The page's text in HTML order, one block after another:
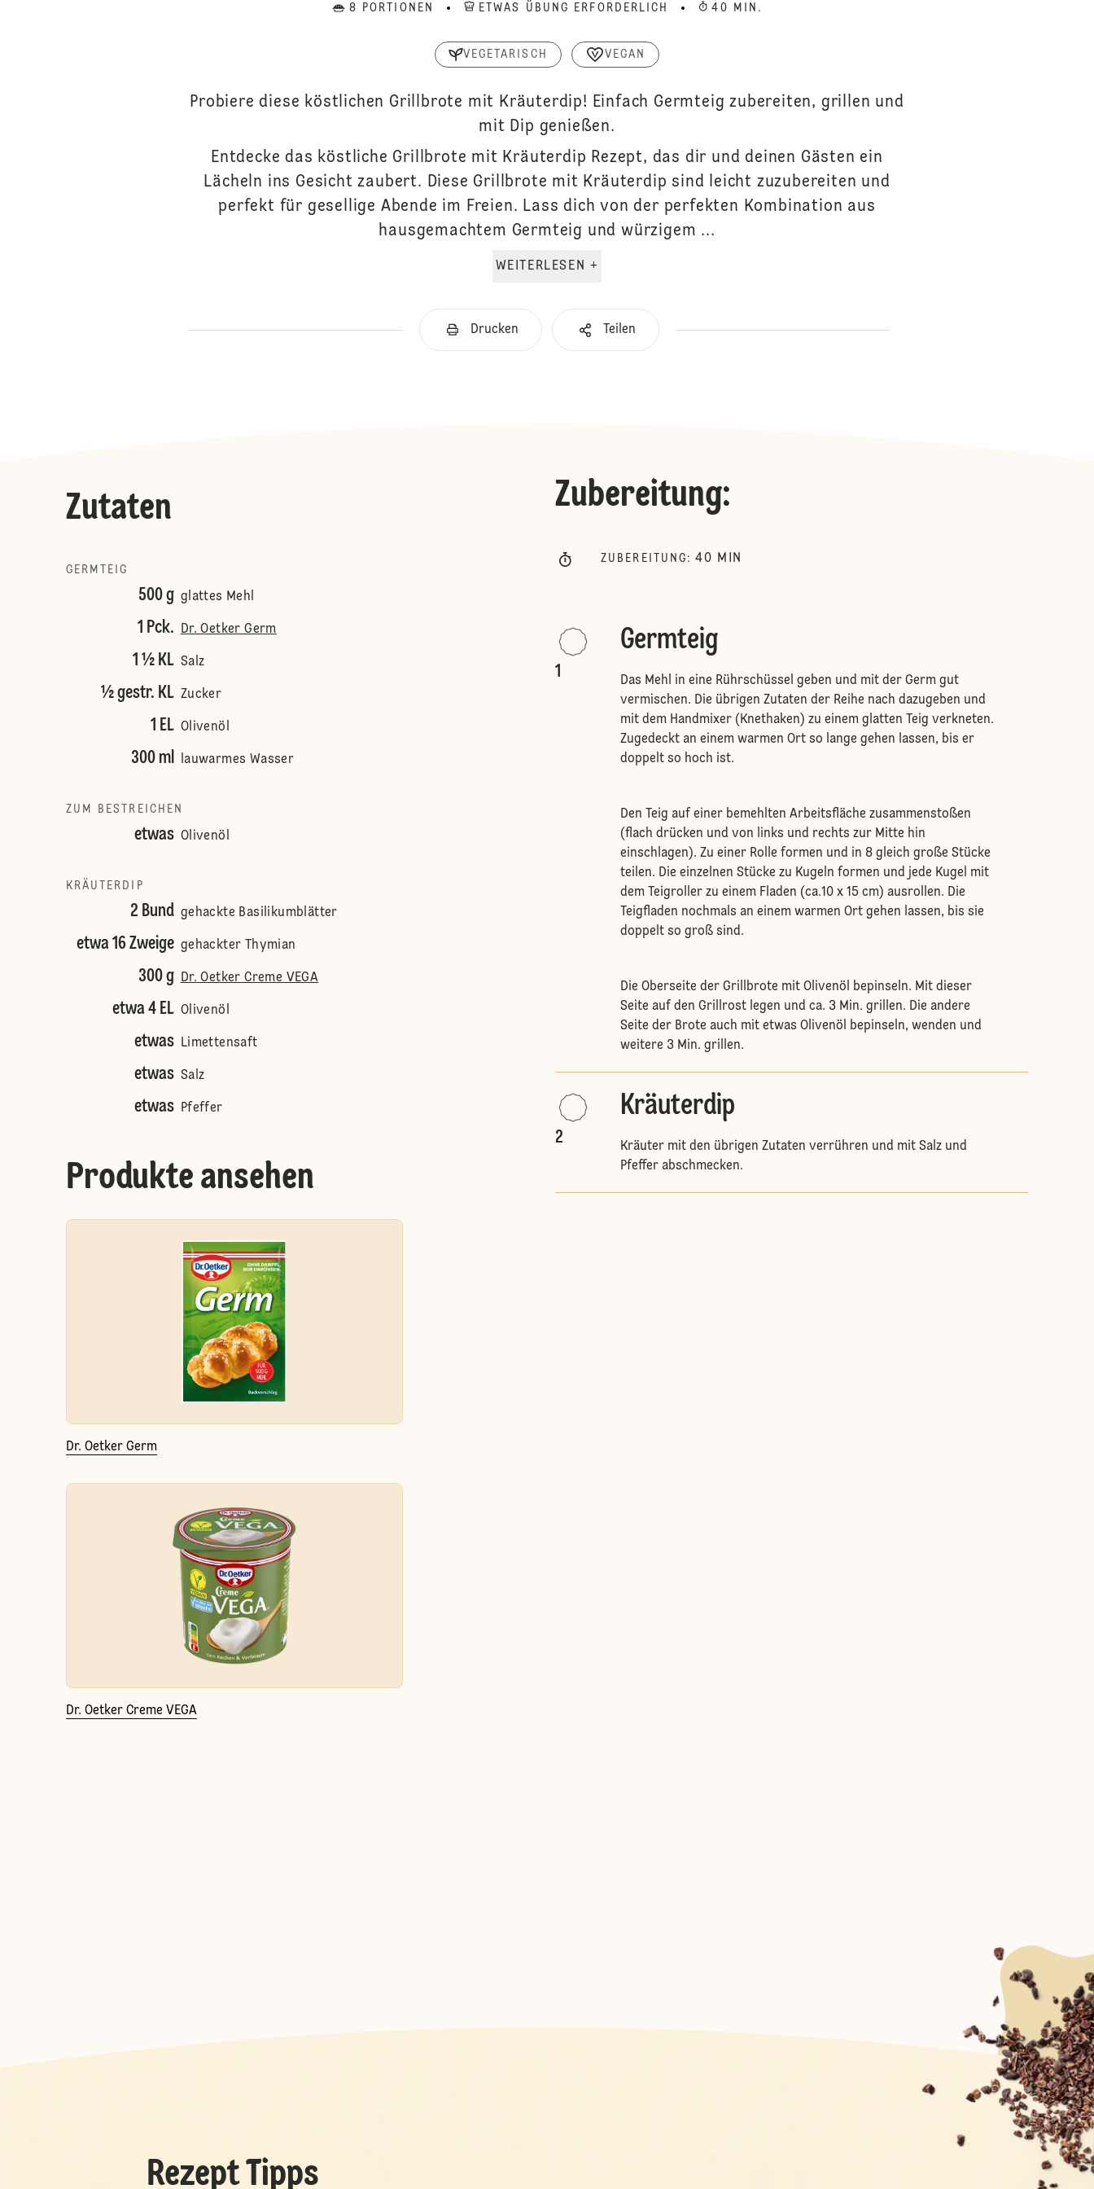
8 PORTIONEN ETWAS ÜBUNG ERFORDERLICH 40 MIN.
VEGETARISCH VEGAN
Probiere diese köstlichen Grillbrote mit Kräuterdip! Einfach Germteig zubereiten, grillen und
mit Dip genießen.
Entdecke das köstliche Grillbrote mit Kräuterdip Rezept, das dir und deinen Gästen ein
Lächeln ins Gesicht zaubert. Diese Grillbrote mit Kräuterdip sind leicht zuzubereiten und
perfekt für gesellige Abende im Freien. Lass dich von der perfekten Kombination aus
hausgemachtem Germteig und würzigem ...
WEITERLESEN +
Drucken Teilen
Zutaten
GERMTEIG
500 g glattes Mehl
1 Pck. Dr. Oetker Germ
1 ½ KL Salz
½ gestr. KL Zucker
1 EL Olivenöl
300 ml lauwarmes Wasser
ZUM BESTREICHEN
etwas Olivenöl
KRÄUTERDIP
2 Bund gehackte Basilikumblätter
etwa 16 Zweige gehackter Thymian
300 g Dr. Oetker Creme VEGA
etwa 4 EL Olivenöl
etwas Limettensaft
etwas Salz
etwas Pfeffer
Produkte ansehen
Dr. Oetker Germ
Dr. Oetker Creme VEGA
Zubereitung:
ZUBEREITUNG : 40 MIN
1
Germteig
Das Mehl in eine Rührschüssel geben und mit der Germ gut
vermischen. Die übrigen Zutaten der Reihe nach dazugeben und
mit dem Handmixer (Knethaken) zu einem glatten Teig verkneten.
Zugedeckt an einem warmen Ort so lange gehen lassen, bis er
doppelt so hoch ist.
Den Teig auf einer bemehlten Arbeitsfläche zusammenstoßen
(flach drücken und von links und rechts zur Mitte hin
einschlagen). Zu einer Rolle formen und in 8 gleich große Stücke
teilen. Die einzelnen Stücke zu Kugeln formen und jede Kugel mit
dem Teigroller zu einem Fladen (ca.10 x 15 cm) ausrollen. Die
Teigfladen nochmals an einem warmen Ort gehen lassen, bis sie
doppelt so groß sind.
Die Oberseite der Grillbrote mit Olivenöl bepinseln. Mit dieser
Seite auf den Grillrost legen und ca. 3 Min. grillen. Die andere
Seite der Brote auch mit etwas Olivenöl bepinseln, wenden und
weitere 3 Min. grillen.
2
Kräuterdip
Kräuter mit den übrigen Zutaten verrühren und mit Salz und
Pfeffer abschmecken.
Rezept Tipps